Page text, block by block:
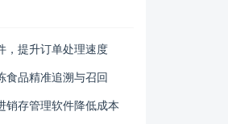
，提升订单处理速度
食品精准追溯与召回
销存管理软件降低成本